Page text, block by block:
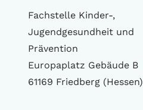
Fachstelle Kinder-,
Jugendgesundheit und
Prävention
Europaplatz Gebäude B
61169 Friedberg (Hessen)